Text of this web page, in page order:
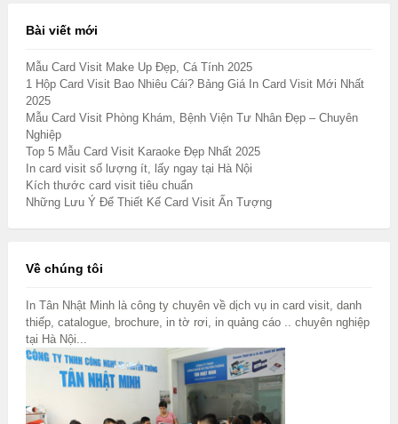
Bài viết mới
Mẫu Card Visit Make Up Đẹp, Cá Tính 2025
1 Hộp Card Visit Bao Nhiêu Cái? Bảng Giá In Card Visit Mới Nhất
2025
Mẫu Card Visit Phòng Khám, Bệnh Viện Tư Nhân Đẹp – Chuyên
Nghiệp
Top 5 Mẫu Card Visit Karaoke Đẹp Nhất 2025
In card visit số lượng ít, lấy ngay tại Hà Nội
Kích thước card visit tiêu chuẩn
Những Lưu Ý Để Thiết Kế Card Visit Ấn Tượng
Về chúng tôi
In Tân Nhật Minh là công ty chuyên về dịch vụ in card visit, danh
thiếp, catalogue, brochure, in tờ rơi, in quảng cáo .. chuyên nghiệp
tại Hà Nội...